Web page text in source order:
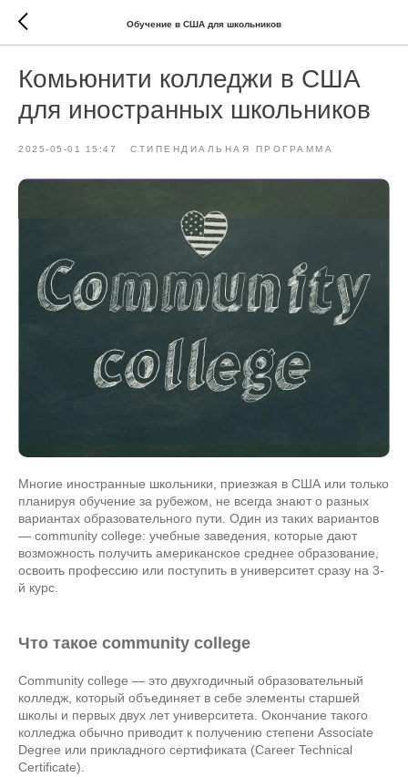
Обучение в США для школьников
Комьюнити колледжи в США
для иностранных школьников
2025-05-01 15:47 СТИПЕНДИАЛЬНАЯ ПРОГРАММА
Многие иностранные школьники, приезжая в США или только
планируя обучение за рубежом, не всегда знают о разных
вариантах образовательного пути. Один из таких вариантов
— community college: учебные заведения, которые дают
возможность получить американское среднее образование,
освоить профессию или поступить в университет сразу на 3-
й курс.
Что такое community college
Community college — это двухгодичный образовательный
колледж, который объединяет в себе элементы старшей
школы и первых двух лет университета. Окончание такого
колледжа обычно приводит к получению степени Associate
Degree или прикладного сертификата (Career Technical
Certificate).